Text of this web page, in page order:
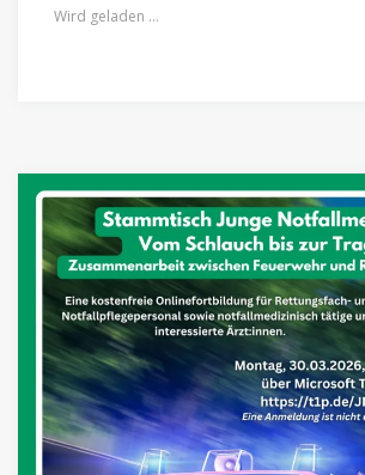
Wird geladen …